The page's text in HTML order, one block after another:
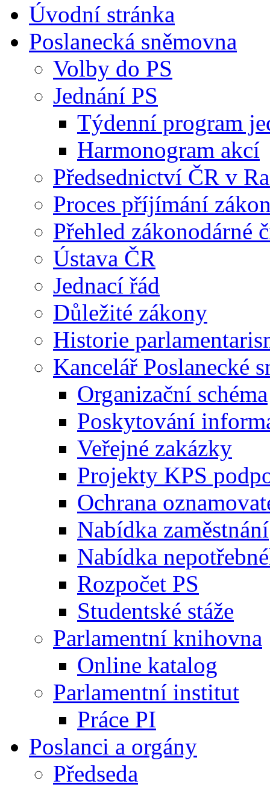
Úvodní stránka
Poslanecká sněmovna
Volby do PS
Jednání PS
Týdenní program
Harmonogram akcí
Předsednictví ČR v
Proces příjímání
Přehled zákonodárné
Ústava ČR
Jednací řád
Důležité zákony
Historie
Kancelář Poslanecké
Organizační schéma
Poskytování
Veřejné zakázky
Projekty KPS
Ochrana
Nabídka zaměstnání
Nabídka
Rozpočet PS
Studentské stáže
Parlamentní knihovna
Online katalog
Parlamentní institut
Práce PI
Poslanci a orgány
Předseda